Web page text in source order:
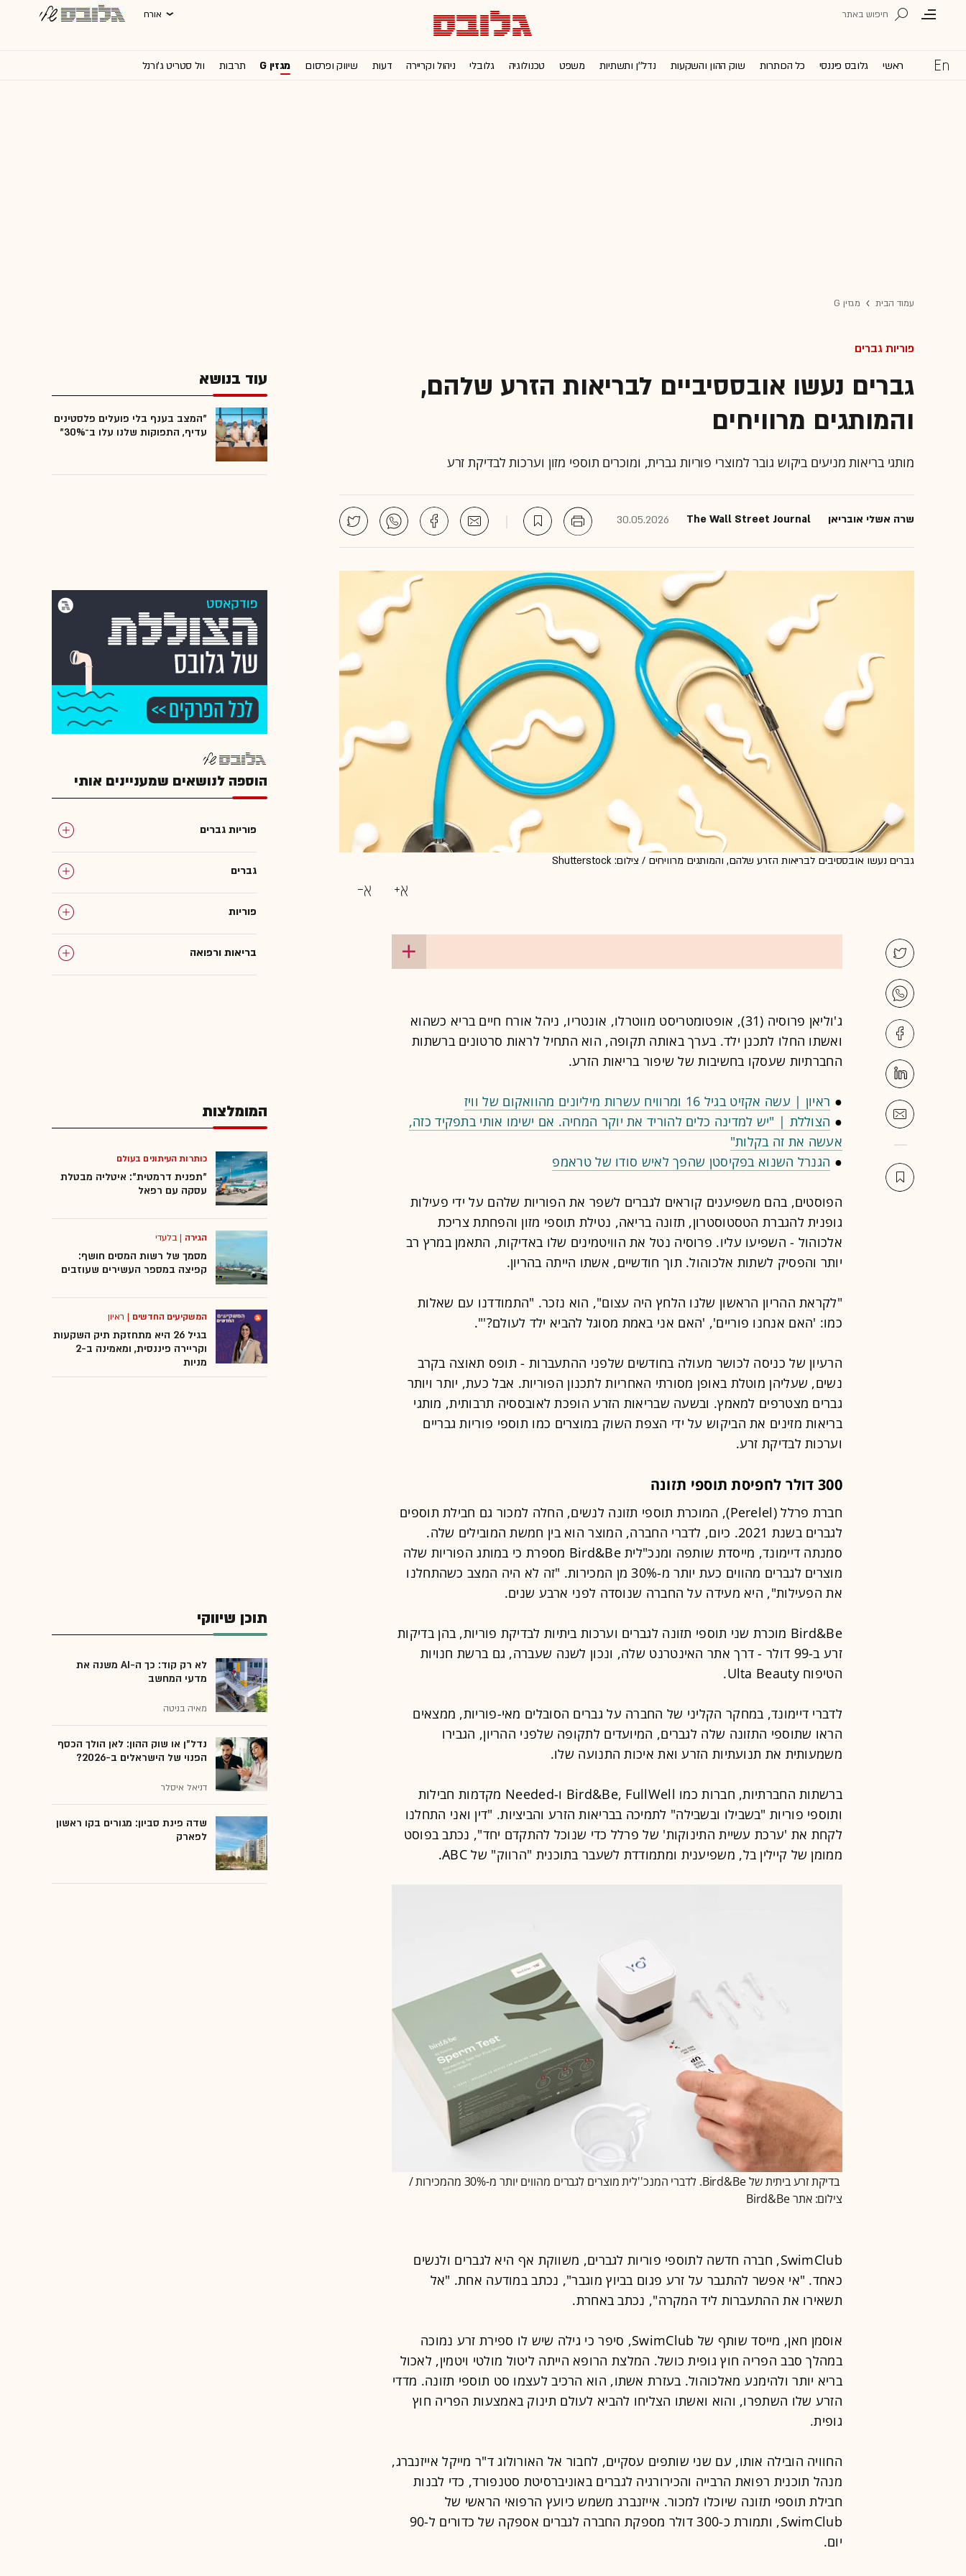
אורח
ראשי גלובס פיננסי כל הכותרות שוק ההון והשקעות נדל''ן ותשתיות משפט טכנולוגיה גלובלי ניהול וקריירה דעות שיווק ופרסום מגזין G תרבות וול סטריט ג'ורנל
עמוד הבית מגזין G
פוריות גברים
גברים נעשו אובססיביים לבריאות הזרע שלהם,
והמותגים מרוויחים
מותגי בריאות מניעים ביקוש גובר למוצרי פוריות גברית, ומוכרים תוספי מזון וערכות לבדיקת זרע
שרה אשלי אובריאן The Wall Street Journal
30.05.2026
גברים נעשו אובססיבים לבריאות הזרע שלהם, והמותגים מרוויחים / צילום: Shutterstock
ג'וליאן פרוסיה (31), אופטומטריסט מווטרלו, אונטריו, ניהל אורח חיים בריא כשהוא
ואשתו החלו לתכנן ילד. בערך באותה תקופה, הוא התחיל לראות סרטונים ברשתות
החברתיות שעסקו בחשיבות של שיפור בריאות הזרע.
● ראיון | עשה אקזיט בגיל 16 ומרוויח עשרות מיליונים מהוואקום של וויז
● הצוללת | "יש למדינה כלים להוריד את יוקר המחיה. אם ישימו אותי בתפקיד כזה,
אעשה את זה בקלות"
● הגנרל השנוא בפקיסטן שהפך לאיש סודו של טראמפ
הפוסטים, בהם משפיענים קוראים לגברים לשפר את הפוריות שלהם על ידי פעילות
גופנית להגברת הטסטוסטרון, תזונה בריאה, נטילת תוספי מזון והפחתת צריכת
אלכוהול - השפיעו עליו. פרוסיה נטל את הוויטמינים שלו באדיקות, התאמן במרץ רב
יותר והפסיק לשתות אלכוהול. תוך חודשיים, אשתו הייתה בהריון.
"לקראת ההריון הראשון שלנו הלחץ היה עצום", הוא נזכר. "התמודדנו עם שאלות
כמו: 'האם אנחנו פוריים', 'האם אני באמת מסוגל להביא ילד לעולם?'".
הרעיון של כניסה לכושר מעולה בחודשים שלפני ההתעברות - תופס תאוצה בקרב
נשים, שעליהן מוטלת באופן מסורתי האחריות לתכנון הפוריות. אבל כעת, יותר ויותר
גברים מצטרפים למאמץ. ובשעה שבריאות הזרע הופכת לאובססיה תרבותית, מותגי
בריאות מזינים את הביקוש על ידי הצפת השוק במוצרים כמו תוספי פוריות גבריים
וערכות לבדיקת זרע.
300 דולר לחפיסת תוספי תזונה
חברת פרלל (Perelel), המוכרת תוספי תזונה לנשים, החלה למכור גם חבילת תוספים
לגברים בשנת 2021. כיום, לדברי החברה, המוצר הוא בין חמשת המובילים שלה.
סמנתה דיימונד, מייסדת שותפה ומנכ"לית Bird&Be מספרת כי במותג הפוריות שלה
מוצרים לגברים מהווים כעת יותר מ-30% מן המכירות. "זה לא היה המצב כשהתחלנו
את הפעילות", היא מעידה על החברה שנוסדה לפני ארבע שנים.
Bird&Be מוכרת שני תוספי תזונה לגברים וערכות ביתיות לבדיקת פוריות, בהן בדיקות
זרע ב-99 דולר - דרך אתר האינטרנט שלה, ונכון לשנה שעברה, גם ברשת חנויות
הטיפוח Ulta Beauty.
לדברי דיימונד, במחקר הקליני של החברה על גברים הסובלים מאי-פוריות, ממצאים
הראו שתוספי התזונה שלה לגברים, המיועדים לתקופה שלפני ההריון, הגבירו
משמעותית את תנועתיות הזרע ואת איכות התנועה שלו.
ברשתות החברתיות, חברות כמו Bird&Be, FullWell ו-Needed מקדמות חבילות
ותוספי פוריות "בשבילו ובשבילה" לתמיכה בבריאות הזרע והביציות. "דין ואני התחלנו
לקחת את 'ערכת עשיית התינוקות' של פרלל כדי שנוכל להתקדם יחד", נכתב בפוסט
ממומן של קיילין בל, משפיענית ומתמודדת לשעבר בתוכנית "הרווק" של ABC.
בדיקת זרע ביתית של Bird&Be. לדברי המנכ''לית מוצרים לגברים מהווים יותר מ-30% מהמכירות /
צילום: אתר Bird&Be
SwimClub, חברה חדשה לתוספי פוריות לגברים, משווקת אף היא לגברים ולנשים
כאחד. "אי אפשר להתגבר על זרע פגום בביוץ מוגבר", נכתב במודעה אחת. "אל
תשאירו את ההתעברות ליד המקרה", נכתב באחרת.
אוסמן חאן, מייסד שותף של SwimClub, סיפר כי גילה שיש לו ספירת זרע נמוכה
במהלך סבב הפריה חוץ גופית כושל. המלצת הרופא הייתה ליטול מולטי ויטמין, לאכול
בריא יותר ולהימנע מאלכוהול. בעזרת אשתו, הוא הרכיב לעצמו סט תוספי תזונה. מדדי
הזרע שלו השתפרו, והוא ואשתו הצליחו להביא לעולם תינוק באמצעות הפריה חוץ
גופית.
החוויה הובילה אותו, עם שני שותפים עסקיים, לחבור אל האורולוג ד"ר מייקל אייזנברג,
מנהל תוכנית רפואת הרבייה והכירורגיה לגברים באוניברסיטת סטנפורד, כדי לבנות
חבילת תוספי תזונה שיוכלו למכור. אייזנברג משמש כיועץ הרפואי הראשי של
SwimClub, ותמורת כ-300 דולר מספקת החברה לגברים אספקה של כדורים ל-90
יום.
עוד בנושא
"המצב בענף בלי פועלים פלסטינים
עדיף, התפוקות שלנו עלו ב־30%"
הוספה לנושאים שמעניינים אותי
פוריות גברים
גברים
פוריות
בריאות ורפואה
המומלצות
כותרות העיתונים בעולם
"תפנית דרמטית": איטליה מבטלת
עסקה עם רפאל
הגירה |בלעדי
מסמך של רשות המסים חושף:
קפיצה במספר העשירים שעוזבים
המשקיעים החדשים | ראיון
בגיל 26 היא מתחזקת תיק השקעות
וקריירה פיננסית, ומאמינה ב-2
מניות
תוכן שיווקי
לא רק קוד: כך ה-AI משנה את
מדעי המחשב
מאיה בניטה
נדל"ן או שוק ההון: לאן הולך הכסף
הפנוי של הישראלים ב-2026?
דניאל איסלר
שדה פינת סביון: מגורים בקו ראשון
לפארק